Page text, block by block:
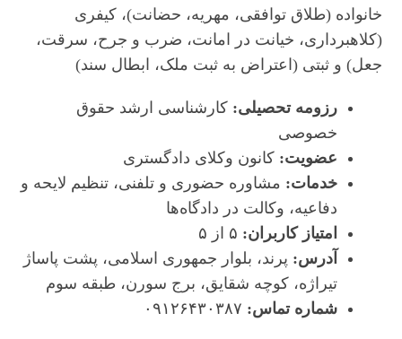
خانواده (طلاق توافقی، مهریه، حضانت)، کیفری
(کلاهبرداری، خیانت در امانت، ضرب و جرح، سرقت،
جعل) و ثبتی (اعتراض به ثبت ملک، ابطال سند)
رزومه تحصیلی: کارشناسی ارشد حقوق
خصوصی
عضویت: کانون وکلای دادگستری
خدمات: مشاوره حضوری و تلفنی، تنظیم لایحه و
دفاعیه، وکالت در دادگاه‌ها
امتیاز کاربران:
آدرس: پرند، بلوار جمهوری اسلامی، پشت پاساژ
تیراژه، کوچه شقایق، برج سورن، طبقه سوم
شماره تماس: